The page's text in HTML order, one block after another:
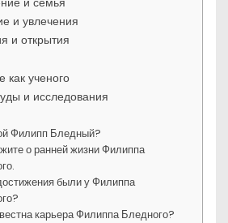
и увлечения
и открытия
как ученого
и исследования
Филипп Бледный?
о ранней жизни Филиппа
были у Филиппа
карьера Филиппа Бледного?